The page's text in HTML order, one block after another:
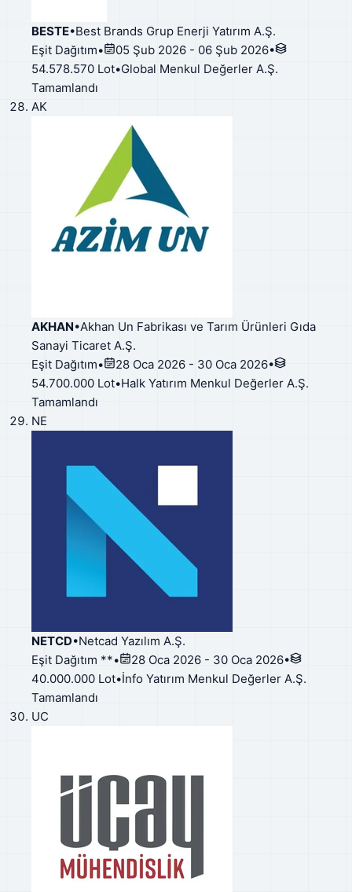
BESTE•Best Brands Grup Enerji Yatırım A.Ş.
Eşit Dağıtım• 05 Şub 2026 - 06 Şub 2026•
54.578.570 Lot•Global Menkul Değerler A.Ş.
Tamamlandı
AK
AKHAN•Akhan Un Fabrikası ve Tarım Ürünleri Gıda
Sanayi Ticaret A.Ş.
Eşit Dağıtım• 28 Oca 2026 - 30 Oca 2026•
54.700.000 Lot•Halk Yatırım Menkul Değerler A.Ş.
Tamamlandı
NE
NETCD•Netcad Yazılım A.Ş.
Eşit Dağıtım **• 28 Oca 2026 - 30 Oca 2026•
40.000.000 Lot•İnfo Yatırım Menkul Değerler A.Ş.
Tamamlandı
UC